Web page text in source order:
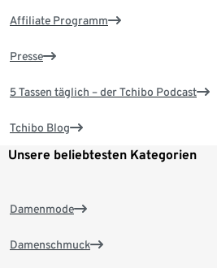
Affiliate Programm
Presse
5 Tassen täglich – der Tchibo Podcast
Tchibo Blog
Unsere beliebtesten Kategorien
Damenmode
Damenschmuck